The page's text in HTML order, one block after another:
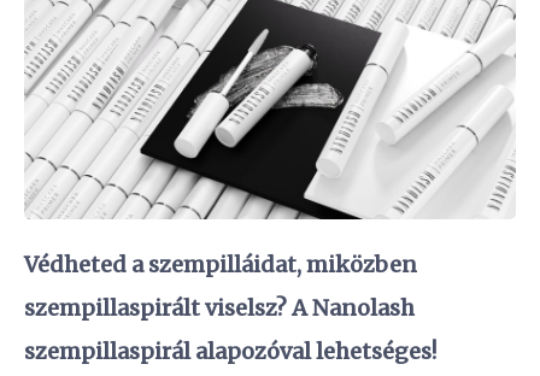
Védheted a szempilláidat, miközben
szempillaspirált viselsz? A Nanolash
szempillaspirál alapozóval lehetséges!